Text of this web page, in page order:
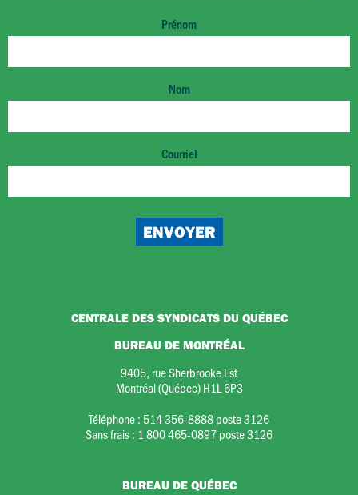
Prénom
Nom
Courriel
CENTRALE DES SYNDICATS DU QUÉBEC
BUREAU DE MONTRÉAL
9405, rue Sherbrooke Est
Montréal (Québec) H1L 6P3
Téléphone : 514 356-8888 poste 3126
Sans frais : 1 800 465-0897 poste 3126
BUREAU DE QUÉBEC